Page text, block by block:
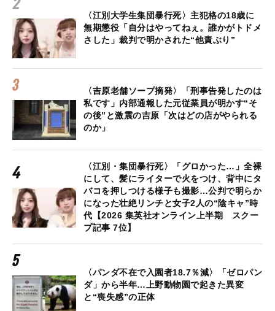
〈江別大学生集団暴行死〉主犯格の18歳に
無期懲役「自分はやってねぇ。誰かがトドメ
さした」裁判で明かされた“他責ぶり”
〈吉原老舗ソープ摘発〉「刑事告発したのは
私です」内部通報した元従業員が明かす“そ
の後”と激震の吉原「次はどの店がやられる
のか」
〈江別・集団暴行死〉「グロかった…」全裸
にして、髪にライターで火をつけ、背中にタ
バコを押しつける様子も撮影…公判で明らか
になった壮絶リンチと女子2人の“陰キャ”時
代【2026 集英社オンライン上半期 スクー
プ記事 7位】
〈パンダ不在で入園者18.7％減〉「ゼロパン
ダ」から半年…上野動物園で起きた異変
と“喪失感”の正体